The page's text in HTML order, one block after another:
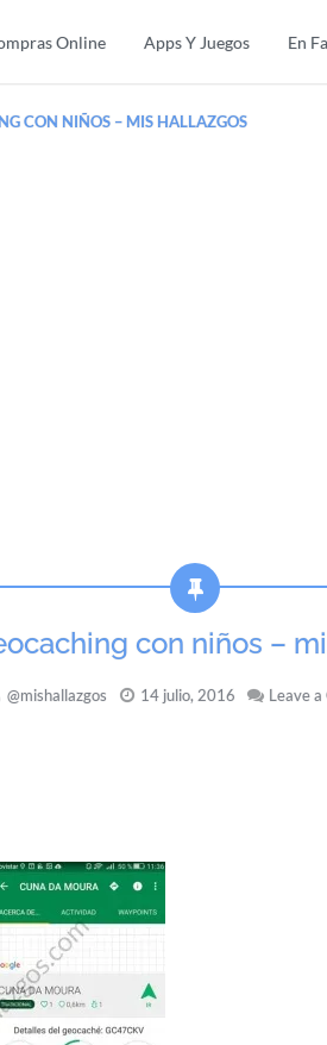
Online Apps Y Juegos En
CON NIÑOS – MIS HALLAZGOS
con niños –
@mishallazgos 14 julio, 2016 Leave